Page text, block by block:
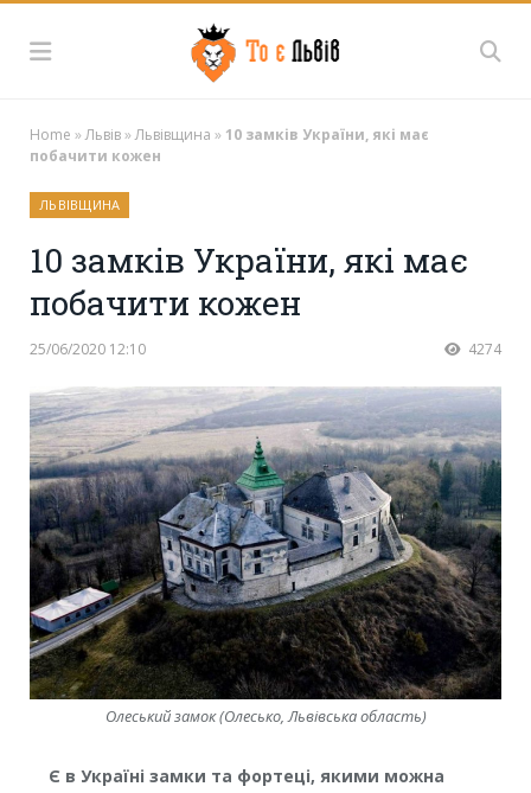
Home »Львів»Львівщина » 10 замків України, які має
побачити кожен
ЛЬВІВЩИНА
10 замків України, які має
побачити кожен
25/06/2020 12:10 4274
Олеський замок (Олесько, Львівська область)
Є в Україні замки та фортеці, якими можна